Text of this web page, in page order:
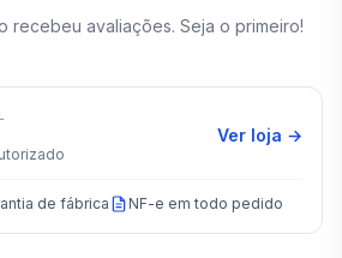
recebeu avaliações. Seja o primeiro!
Ver loja →
de fábrica NF-e em todo pedido